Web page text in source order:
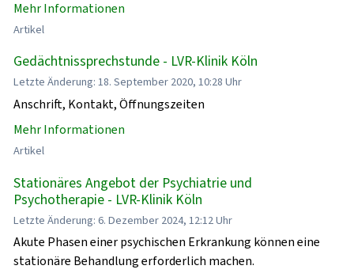
Mehr Informationen
Artikel
Gedächtnissprechstunde - LVR-Klinik Köln
Letzte Änderung: 18. September 2020, 10:28 Uhr
Anschrift, Kontakt, Öffnungszeiten
Mehr Informationen
Artikel
Stationäres Angebot der Psychiatrie und
Psychotherapie - LVR-Klinik Köln
Letzte Änderung: 6. Dezember 2024, 12:12 Uhr
Akute Phasen einer psychischen Erkrankung können eine
stationäre Behandlung erforderlich machen.